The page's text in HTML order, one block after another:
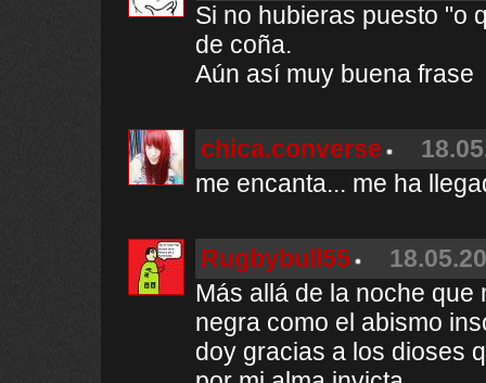
Si no hubieras puesto "o
de coña.
Aún así muy buena frase
chica.converse
me encanta... me ha
Rugbybull55
Más allá de la noche que
negra como el abismo
doy gracias a los dioses